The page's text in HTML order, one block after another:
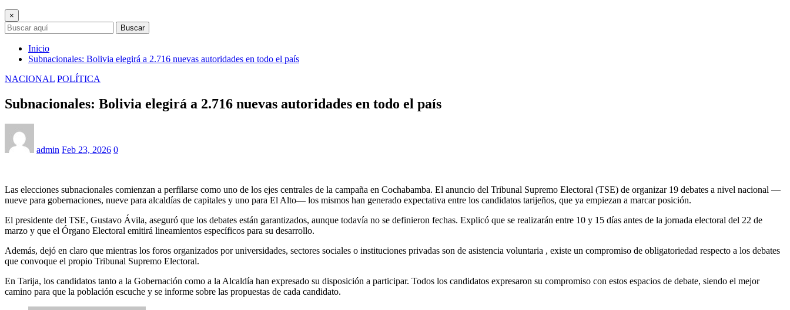
×
Buscar
Inicio
Subnacionales: Bolivia elegirá a 2.716 nuevas autoridades en todo el país
NACIONAL POLÍTICA
Subnacionales: Bolivia elegirá a 2.716 nuevas autoridades en todo el país
admin Feb 23, 2026 0
Las elecciones subnacionales comienzan a perfilarse como uno de los ejes centrales de la campaña en Cochabamba. El anuncio del Tribunal Supremo Electoral (TSE) de organizar 19 debates a nivel nacional —
nueve para gobernaciones, nueve para alcaldías de capitales y uno para El Alto— los mismos han generado expectativa entre los candidatos tarijeños, que ya empiezan a marcar posición.
El presidente del TSE, Gustavo Ávila, aseguró que los debates están garantizados, aunque todavía no se definieron fechas. Explicó que se realizarán entre 10 y 15 días antes de la jornada electoral del 22 de
marzo y que el Órgano Electoral emitirá lineamientos específicos para su desarrollo.
Además, dejó en claro que mientras los foros organizados por universidades, sectores sociales o instituciones privadas son de asistencia voluntaria , existe un compromiso de obligatoriedad respecto a los debates
que convoque el propio Tribunal Supremo Electoral.
En Tarija, los candidatos tanto a la Gobernación como a la Alcaldía han expresado su disposición a participar. Todos los candidatos expresaron su compromiso con estos espacios de debate, siendo el mejor
camino para que la población escuche y se informe sobre las propuestas de cada candidato.